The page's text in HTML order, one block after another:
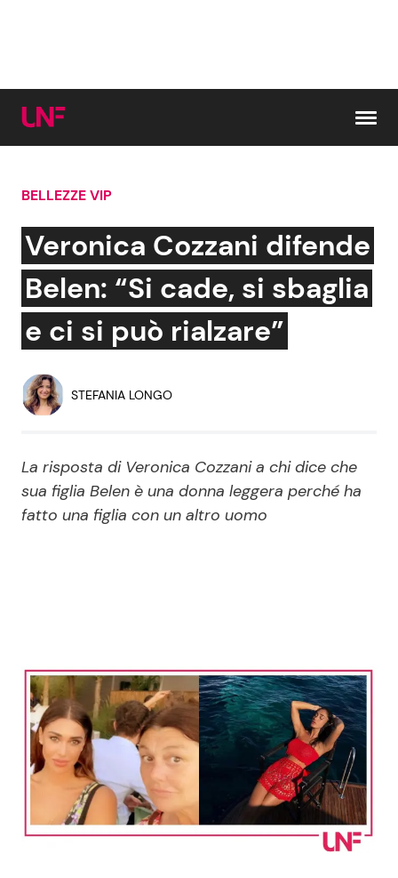
Cerca:
News e Cronaca
Attualità Italiana
Economia
Persone Scomparse
Politica
Gossip e TV
Bellezze VIP
Programmi TV
Reality e Talent
News Cinema
News Musica
News Spettacolo
News dal mondo
Benessere Cucina e Ricette
BELLEZZE VIP
Veronica Cozzani difende
Belen: “Si cade, si sbaglia
e ci si può rialzare”
STEFANIA LONGO
La risposta di Veronica Cozzani a chi dice che
sua figlia Belen è una donna leggera perché ha
fatto una figlia con un altro uomo